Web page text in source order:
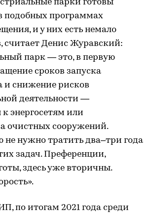
парки готовы
подобных программах
и у них есть немало
считает Денис Журавский:
парк — это, в первую
сроков запуска
и снижение рисков
деятельности —
энергосетям или
очистных сооружений.
нужно тратить два–три года
задач. Преференции,
здесь уже вторичны.
по итогам 2021 года среди